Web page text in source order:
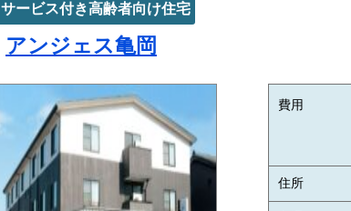
サービス付き高齢者向け住宅
アンジェス亀岡
費用
住所